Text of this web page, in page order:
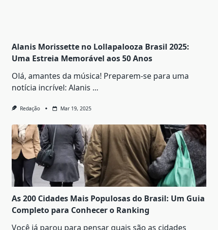
Alanis Morissette no Lollapalooza Brasil 2025:
Uma Estreia Memorável aos 50 Anos
Olá, amantes da música! Preparem-se para uma
notícia incrível: Alanis ...
Redação Mar 19, 2025
As 200 Cidades Mais Populosas do Brasil: Um Guia
Completo para Conhecer o Ranking
Você já parou para pensar quais são as cidades